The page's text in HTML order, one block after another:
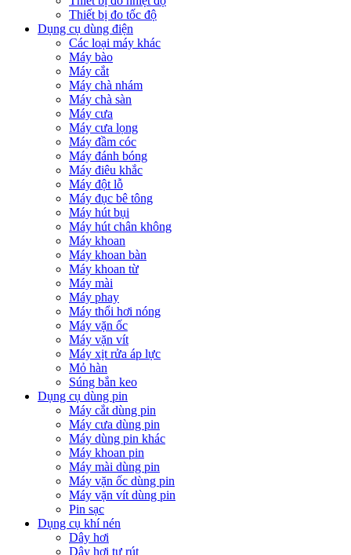
Thiết bị đo tốc độ
Dụng cụ dùng điện
Các loại máy khác
Máy bào
Máy cắt
Máy chà nhám
Máy chà sàn
Máy cưa
Máy cưa lọng
Máy đầm cóc
Máy đánh bóng
Máy điêu khắc
Máy đột lỗ
Máy đục bê tông
Máy hút bụi
Máy hút chân không
Máy khoan
Máy khoan bàn
Máy khoan từ
Máy mài
Máy phay
Máy thổi hơi nóng
Máy vặn ốc
Máy vặn vít
Máy xịt rửa áp lực
Mỏ hàn
Súng bắn keo
Dụng cụ dùng pin
Máy cắt dùng pin
Máy cưa dùng pin
Máy dùng pin khác
Máy khoan pin
Máy mài dùng pin
Máy vặn ốc dùng pin
Máy vặn vít dùng pin
Pin sạc
Dụng cụ khí nén
Dây hơi
Dây hơi tự rút